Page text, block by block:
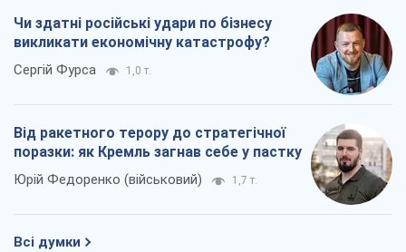
Чи здатні російські удари по бізнесу
викликати економічну катастрофу?
Сергій Фурса 1,0 т.
Від ракетного терору до стратегічної
поразки: як Кремль загнав себе у пастку
Юрій Федоренко (військовий) 1,7 т.
Всі думки